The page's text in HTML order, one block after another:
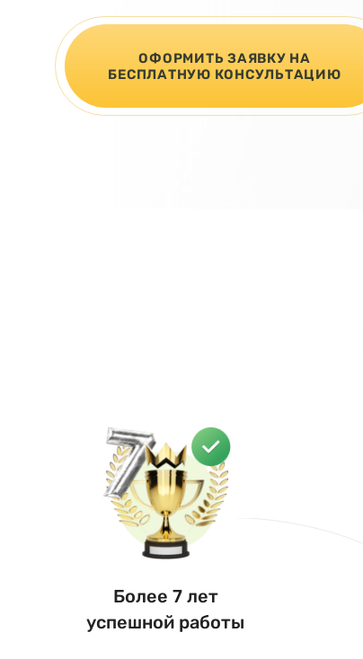
ОФОРМИТЬ ЗАЯВКУ НА
БЕСПЛАТНУЮ КОНСУЛЬТАЦИЮ
Более 7 лет
успешной работы